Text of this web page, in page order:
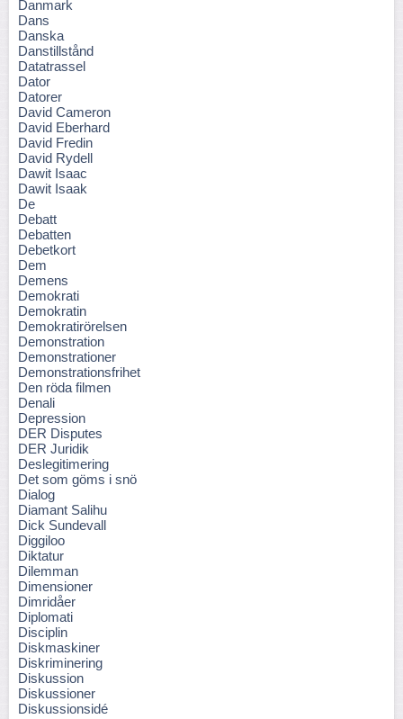
Danmark
Dans
Danska
Danstillstånd
Datatrassel
Dator
Datorer
David Cameron
David Eberhard
David Fredin
David Rydell
Dawit Isaac
Dawit Isaak
De
Debatt
Debatten
Debetkort
Dem
Demens
Demokrati
Demokratin
Demokratirörelsen
Demonstration
Demonstrationer
Demonstrationsfrihet
Den röda filmen
Denali
Depression
DER Disputes
DER Juridik
Deslegitimering
Det som göms i snö
Dialog
Diamant Salihu
Dick Sundevall
Diggiloo
Diktatur
Dilemman
Dimensioner
Dimridåer
Diplomati
Disciplin
Diskmaskiner
Diskriminering
Diskussion
Diskussioner
Diskussionsidé